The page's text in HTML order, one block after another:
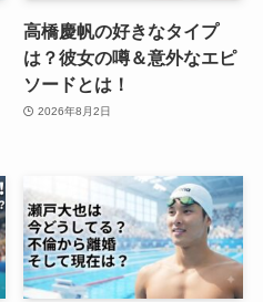
高橋慶帆の好きなタイプ
は？彼女の噂＆意外なエピ
ソードとは！
2026年8月2日